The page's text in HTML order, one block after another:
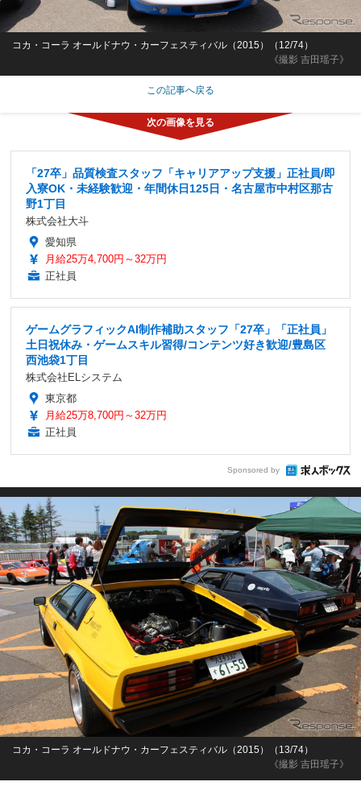
《撮影 吉田瑶子》
コカ・コーラ オールドナウ・カーフェスティバル（2015）（12/74）
この記事へ戻る
「27卒」品質検査スタッフ「キャリアアップ支援」正社員/即
入寮OK・未経験歓迎・年間休日125日・名古屋市中村区那古
野1丁目
株式会社大斗
愛知県
月給25万4,700円～32万円
正社員
ゲームグラフィックAI制作補助スタッフ「27卒」「正社員」
土日祝休み・ゲームスキル習得/コンテンツ好き歓迎/豊島区
西池袋1丁目
株式会社ELシステム
東京都
月給25万8,700円～32万円
正社員
Sponsored by
《撮影 吉田瑶子》
コカ・コーラ オールドナウ・カーフェスティバル（2015）（13/74）